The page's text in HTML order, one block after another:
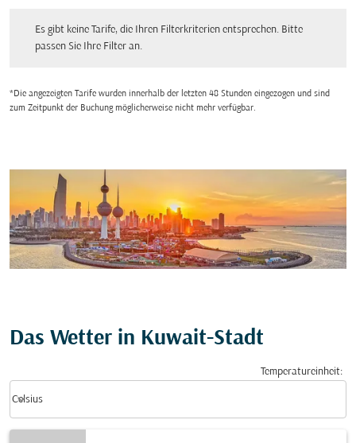
Es gibt keine Tarife, die Ihren Filterkriterien entsprechen. Bitte
passen Sie Ihre Filter an.
*Die angezeigten Tarife wurden innerhalb der letzten 48 Stunden eingezogen und sind
zum Zeitpunkt der Buchung möglicherweise nicht mehr verfügbar.
Das Wetter in Kuwait-Stadt
Temperatureinheit:
Celsius
keyboard_arrow_down